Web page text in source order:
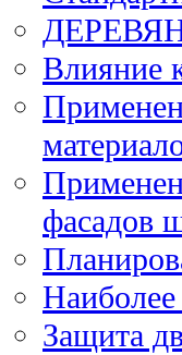
Влияние
фасадов
Защита